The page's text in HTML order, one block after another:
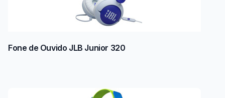
Fone de Ouvido JLB Junior 320